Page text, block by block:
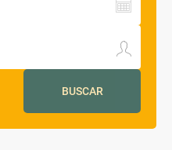
BUSCAR